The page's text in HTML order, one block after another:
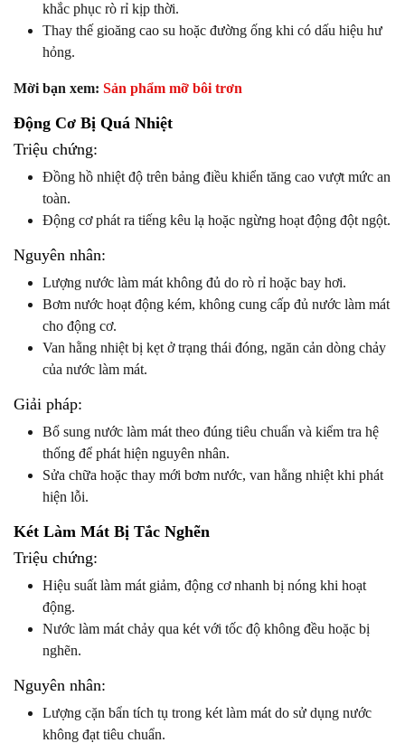
khắc phục rò rỉ kịp thời.
Thay thế gioăng cao su hoặc đường ống khi có dấu hiệu hư
hỏng.
Mời bạn xem: Sản phẩm mỡ bôi trơn
Động Cơ Bị Quá Nhiệt
Triệu chứng:
Đồng hồ nhiệt độ trên bảng điều khiển tăng cao vượt mức an
toàn.
Động cơ phát ra tiếng kêu lạ hoặc ngừng hoạt động đột ngột.
Nguyên nhân:
Lượng nước làm mát không đủ do rò rỉ hoặc bay hơi.
Bơm nước hoạt động kém, không cung cấp đủ nước làm mát
cho động cơ.
Van hằng nhiệt bị kẹt ở trạng thái đóng, ngăn cản dòng chảy
của nước làm mát.
Giải pháp:
Bổ sung nước làm mát theo đúng tiêu chuẩn và kiểm tra hệ
thống để phát hiện nguyên nhân.
Sửa chữa hoặc thay mới bơm nước, van hằng nhiệt khi phát
hiện lỗi.
Két Làm Mát Bị Tắc Nghẽn
Triệu chứng:
Hiệu suất làm mát giảm, động cơ nhanh bị nóng khi hoạt
động.
Nước làm mát chảy qua két với tốc độ không đều hoặc bị
nghẽn.
Nguyên nhân:
Lượng cặn bẩn tích tụ trong két làm mát do sử dụng nước
không đạt tiêu chuẩn.